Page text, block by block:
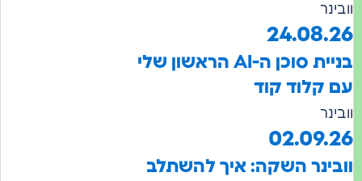
בניית סוכן ה-AI הראשון שלי
קוד
השקה: איך להשתלב